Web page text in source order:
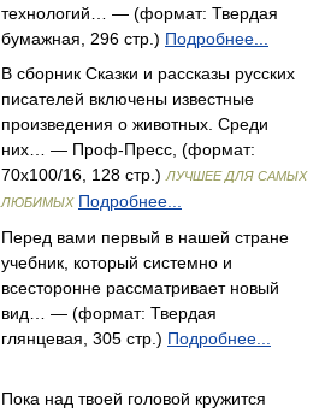
технологий… — (формат: Твердая
бумажная, 296 стр.) Подробнее...
В сборник Сказки и рассказы русских
писателей включены известные
произведения о животных. Среди
них… — Проф-Пресс, (формат:
70x100/16, 128 стр.) ЛУЧШЕЕ ДЛЯ САМЫХ
ЛЮБИМЫХ Подробнее...
Перед вами первый в нашей стране
учебник, который системно и
всесторонне рассматривает новый
вид… — (формат: Твердая
глянцевая, 305 стр.) Подробнее...
Пока над твоей головой кружится